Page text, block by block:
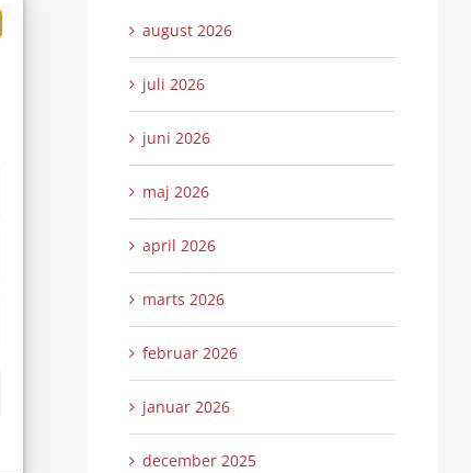
august 2026
juli 2026
juni 2026
maj 2026
april 2026
marts 2026
februar 2026
januar 2026
december 2025